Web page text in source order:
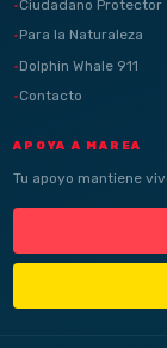
Ciudadano Protector
Para la Naturaleza
Dolphin Whale 911
Contacto
APOYA A MAREA
Tu apoyo mantiene